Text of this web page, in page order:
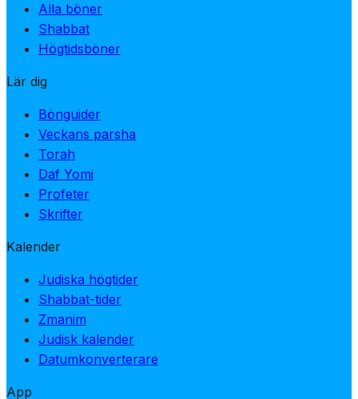
Alla böner
Shabbat
Högtidsböner
Lär dig
Bönguider
Veckans parsha
Torah
Daf Yomi
Profeter
Skrifter
Kalender
Judiska högtider
Shabbat-tider
Zmanim
Judisk kalender
Datumkonverterare
App